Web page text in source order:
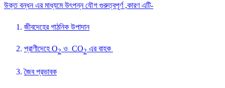
উক্ত বন্ধন এর মাধ্যমে উৎপন্ন যৌগ গুরুত্বপূর্ণ ,কারণ এটি-
জীবদেহের গাঠনিক উপাদান
প্রাণীদেহে O2 ও CO2 এর বাহক
জৈব প্রভাবক